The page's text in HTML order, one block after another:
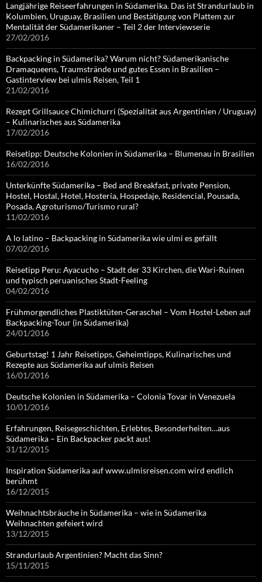
Langjährige Reiseerfahrungen in Südamerika. Das ist Strandurlaub in
Kolumbien, Uruguay, Brasilien und Bestätigung von Plattem zur
Mentalität der Südamerikaner – Teil 2 der Interviewserie
27/02/2016
Backpacking in Südamerika? Warum nicht? Südamerikanische
Dramaqueens, Traumstrände und gutes Essen in Brasilien –
Gastinterview bei ulmis Reisen, Teil 1
21/02/2016
Rezept Grillsauce Chimichurri (Spezialität aus Argentinien / Uruguay)
– Kulinarisches aus Südamerika
17/02/2016
Reisetipp: Deutsche Kolonien in Südamerika – Blumenau in Brasilien
16/02/2016
Unterkünfte Südamerika – Bed and Breakfast, private Pension,
Hostel, Hostal, Hotel, Hostería, Hospedaje, Residencial, Pousada,
Posada, Agroturismo/Turismo rural?
11/02/2016
A lo latino – Backpacking in Südamerika wie ulmi es gefällt
07/02/2016
Reisetipp Peru: Ayacucho – Stadt der 33 Kirchen, die Wari-Ruinen
und typisch peruanisches Stadt-Feeling
04/02/2016
Frühmorgendliches Plastiktüten-Geraschel – Vom Hostel-Leben auf
Backpacking-Tour (in Südamerika)
24/01/2016
Geburtstag! 1 Jahr Reisetipps, Geheimtipps, Kulinarisches und
Rezepte aus Südamerika auf ulmis Reisen
16/01/2016
Deutsche Kolonien in Südamerika – Colonia Tovar in Venezuela
10/01/2016
Erfahrungen, Reisegeschichten, Erlebtes, Besonderheiten…aus
Südamerika – Ein Backpacker packt aus!
31/12/2015
Inspiration Südamerika auf www.ulmisreisen.com wird endlich
berühmt
16/12/2015
Weihnachtsbräuche in Südamerika – wie in Südamerika
Weihnachten gefeiert wird
13/12/2015
Strandurlaub Argentinien? Macht das Sinn?
15/11/2015